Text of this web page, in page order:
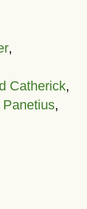
,
Catherick,
,